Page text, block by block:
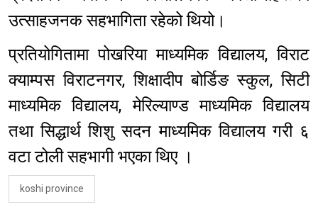
उत्साहजनक सहभागिता रहेको थियो।
प्रतियोगितामा पोखरिया माध्यमिक विद्यालय, विराट
क्याम्पस विराटनगर, शिक्षादीप बोर्डिङ स्कुल, सिटी
माध्यमिक विद्यालय, मेरिल्याण्ड माध्यमिक विद्यालय
तथा सिद्धार्थ शिशु सदन माध्यमिक विद्यालय गरी ६
वटा टोली सहभागी भएका थिए ।
koshi province